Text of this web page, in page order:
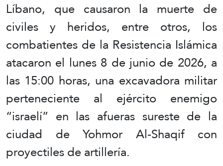
Líbano, que causaron la muerte de
civiles y heridos, entre otros, los
combatientes de la Resistencia Islámica
atacaron el lunes 8 de junio de 2026, a
las 15:00 horas, una excavadora militar
perteneciente al ejército enemigo
“israelí” en las afueras sureste de la
ciudad de Yohmor Al-Shaqif con
proyectiles de artillería.